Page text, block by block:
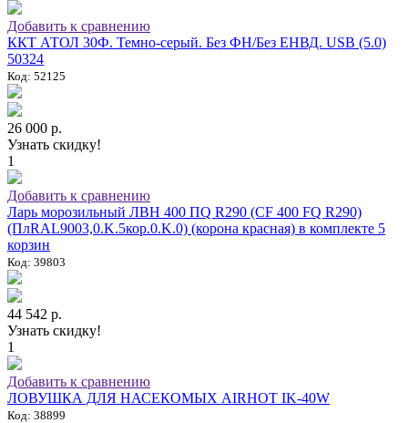
Добавить к сравнению
ККТ АТОЛ 30Ф. Темно-серый. Без ФН/Без ЕНВД. USB (5.0)
50324
Код: 52125
26 000 р.
Узнать скидку!
1
Добавить к сравнению
Ларь морозильный ЛВН 400 ПQ R290 (СF 400 FQ R290)
(ПлRAL9003,0.K.5кор.0.K.0) (корона красная) в комплекте 5
корзин
Код: 39803
44 542 р.
Узнать скидку!
1
Добавить к сравнению
ЛОВУШКА ДЛЯ НАСЕКОМЫХ AIRHOT IK-40W
Код: 38899